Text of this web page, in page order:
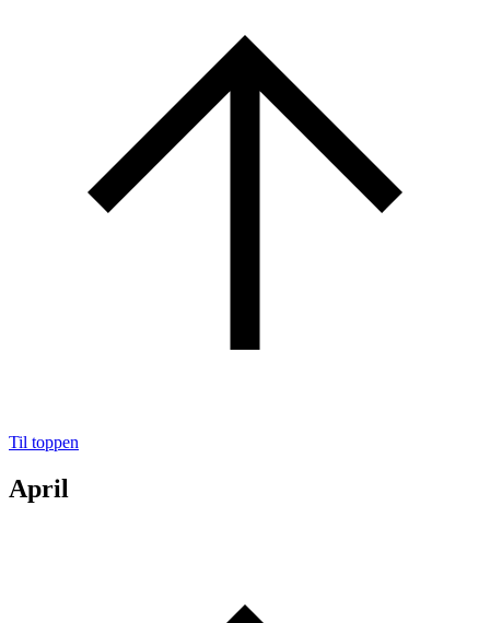
Til toppen
April